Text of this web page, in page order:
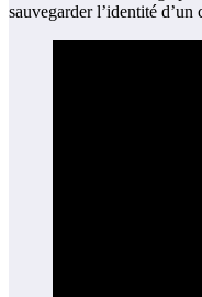
sauvegarder l’identité d’un